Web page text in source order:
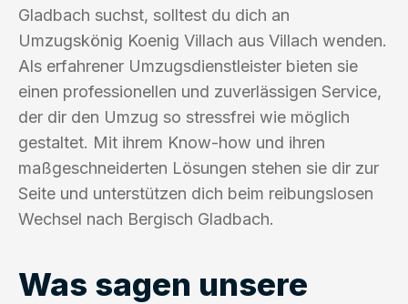
Gladbach suchst, solltest du dich an
Umzugskönig Koenig Villach aus Villach wenden.
Als erfahrener Umzugsdienstleister bieten sie
einen professionellen und zuverlässigen Service,
der dir den Umzug so stressfrei wie möglich
gestaltet. Mit ihrem Know-how und ihren
maßgeschneiderten Lösungen stehen sie dir zur
Seite und unterstützen dich beim reibungslosen
Wechsel nach Bergisch Gladbach.
Was sagen unsere